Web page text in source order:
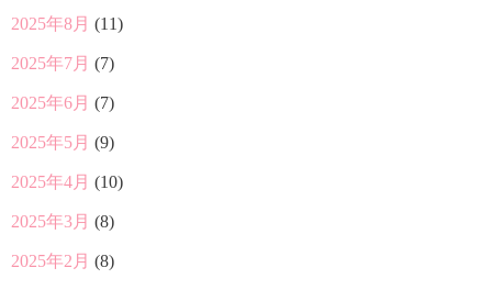
2025年8月 (11)
2025年7月 (7)
2025年6月 (7)
2025年5月 (9)
2025年4月 (10)
2025年3月 (8)
2025年2月 (8)